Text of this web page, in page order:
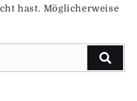
hast. Möglicherweise
Suchen